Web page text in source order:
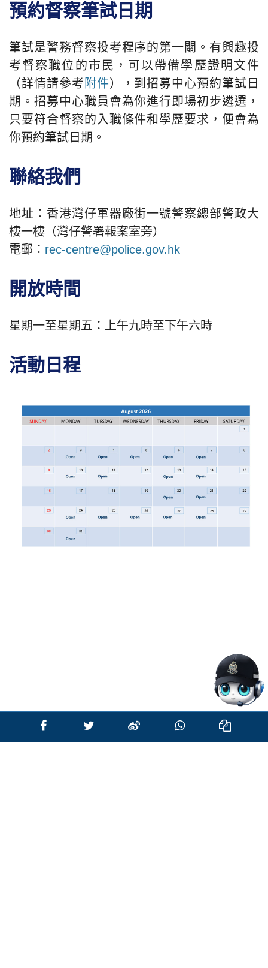
預約督察筆試日期
筆試是警務督察投考程序的第一關。有興趣投
考督察職位的市民，可以帶備學歷證明文件
（詳情請參考 附件），到招募中心預約筆試日
期。招募中心職員會為你進行即場初步遴選，
只要符合督察的入職條件和學歷要求，便會為
你預約筆試日期。
聯絡我們
地址：香港灣仔軍器廠街一號警察總部警政大
樓一樓（灣仔警署報案室旁）
電郵： rec-centre@police.gov.hk
開放時間
星期一至星期五：上午九時至下午六時
活動日程